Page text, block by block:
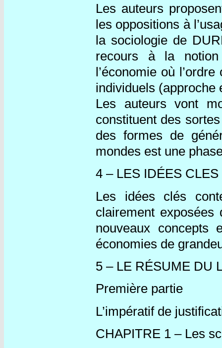
Les auteurs
les oppositions à
la sociologie de
recours à la
l’économie où
individuels (approche
Les auteurs vont
constituent des
des formes de
mondes est une
4 – LES IDÉES CLES
Les idées clés
clairement
nouveaux concepts
économies de
5 – LE RÉSUME DU
Première partie
L’impératif de
CHAPITRE 1 – Les